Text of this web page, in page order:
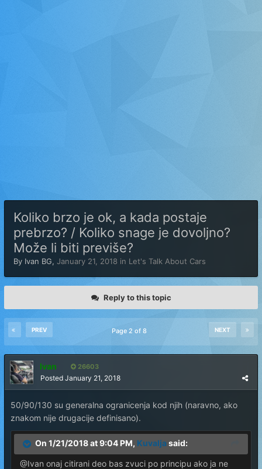
Koliko brzo je ok, a kada postaje
prebrzo? / Koliko snage je dovoljno?
Može li biti previše?
By Ivan BG, January 21, 2018 in Let's Talk About Cars
Reply to this topic
PREV NEXT
Page 2 of 8
Ivan 26603
Posted January 21, 2018
50/90/130 su generalna ogranicenja kod njih (naravno, ako
znakom nije drugacije definisano).
On 1/21/2018 at 9:04 PM, Kuvalja said:
@Ivan onaj citirani deo bas zvuci po principu ako ja ne